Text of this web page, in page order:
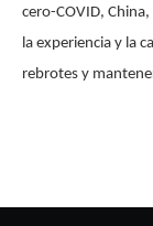
cero-COVID,
la experiencia y la
rebrotes y